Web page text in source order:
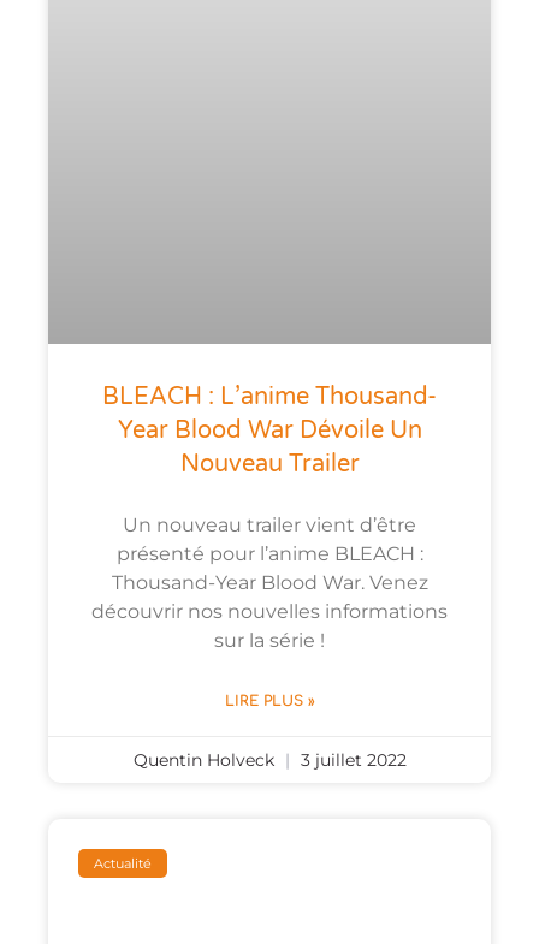
BLEACH : L’anime Thousand-
Year Blood War Dévoile Un
Nouveau Trailer
Un nouveau trailer vient d’être
présenté pour l’anime BLEACH :
Thousand-Year Blood War. Venez
découvrir nos nouvelles informations
sur la série !
LIRE PLUS »
Quentin Holveck 3 juillet 2022
Actualité